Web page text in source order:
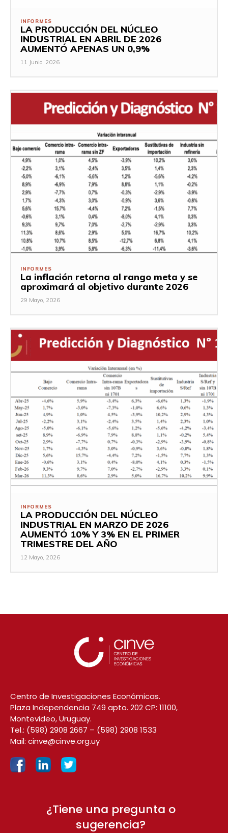
INFORMES
LA PRODUCCIÓN DEL NÚCLEO
INDUSTRIAL EN ABRIL DE 2026
AUMENTÓ APENAS UN 0,9%
11 Junio, 2026
INFORMES
La inflación retorna al rango meta y se
aproximará al objetivo durante 2026
29 Mayo, 2026
INFORMES
LA PRODUCCIÓN DEL NÚCLEO
INDUSTRIAL EN MARZO DE 2026
AUMENTÓ 10% Y 3% EN EL PRIMER
TRIMESTRE DEL AÑO
12 Mayo, 2026
Centro de Investigaciones Económicas.
Plaza Independencia 749 apto. 202 CP: 11100,
Montevideo, Uruguay.
Tel.: (598) 2908 2667 – (598) 2908 1533
Mail: cinve@cinve.org.uy
¿Tiene una pregunta o
sugerencia?